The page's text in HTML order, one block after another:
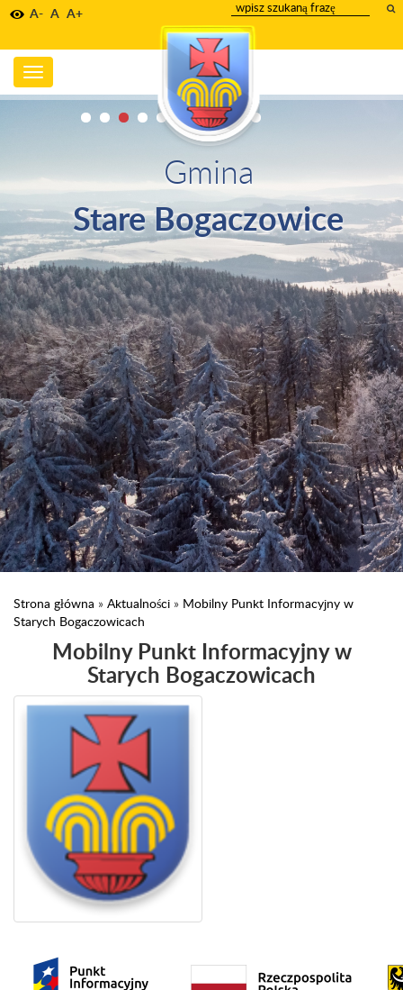
A- A A+
wpisz
szukany
tekst
Toggle
navigation
Gmina
Stare Bogaczowice
Strona główna » Aktualności » Mobilny Punkt Informacyjny w
Starych Bogaczowicach
Mobilny Punkt Informacyjny w
Starych Bogaczowicach